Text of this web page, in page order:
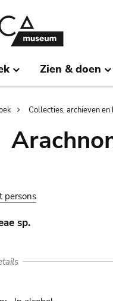
Zien & doen
Collecties, archieven
persons
sp.